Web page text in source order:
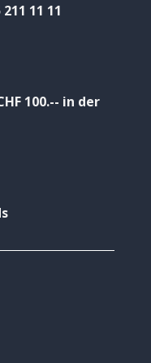
11 11
100.-- in der